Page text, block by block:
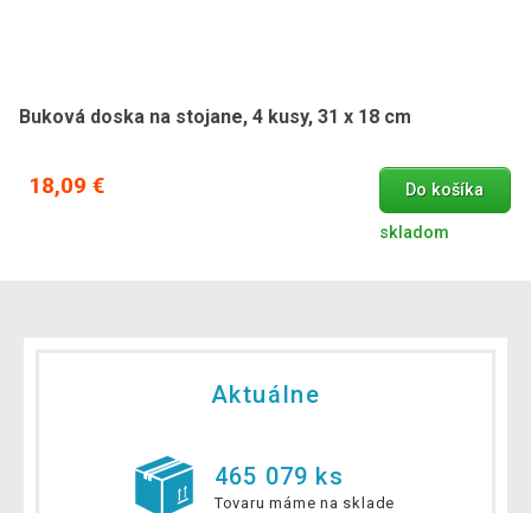
Buková doska na stojane, 4 kusy, 31 x 18 cm
18,09 € Do košíka
skladom
Aktuálne
465 079 ks
Tovaru máme na sklade